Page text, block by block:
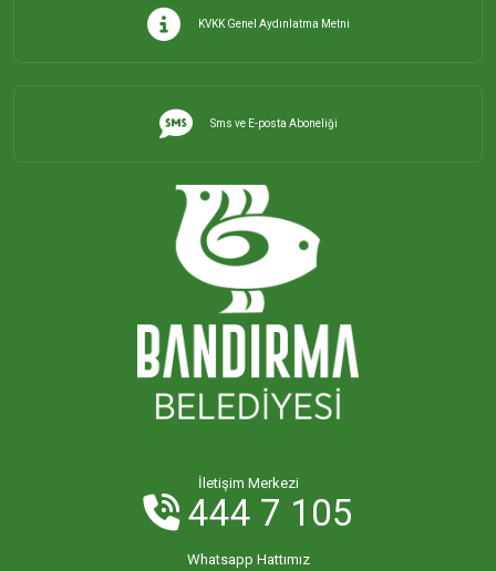
KVKK Genel Aydınlatma Metni
Sms ve E-posta Aboneliği
İletişim Merkezi
444 7 105
Whatsapp Hattımız